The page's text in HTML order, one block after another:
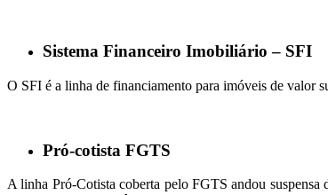
Sistema Financeiro Imobiliário – SFI
O SFI é a linha de financiamento para imóveis de valor
Pró-cotista FGTS
A linha Pró-Cotista coberta pelo FGTS andou